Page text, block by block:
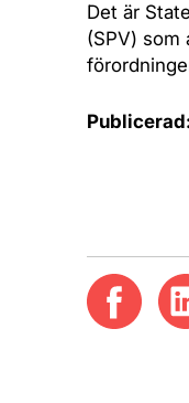
Det är
(SPV) som
Publicerad: